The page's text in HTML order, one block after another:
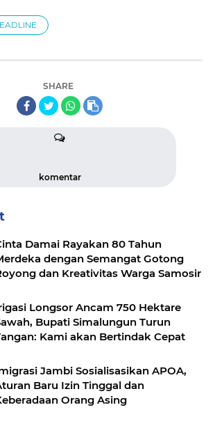
SHARE
komentar
Damai Rayakan 80 Tahun
dengan Semangat Gotong
dan Kreativitas Warga Samosir
Longsor Ancam 750 Hektare
Bupati Simalungun Turun
Kami akan Bertindak Cepat
Jambi Sosialisasikan APOA,
Baru Izin Tinggal dan
Orang Asing